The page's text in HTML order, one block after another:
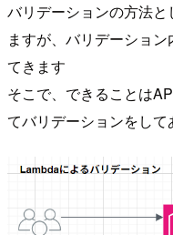
バリデーションの方法
ますが、バリデーショ
てきます
そこで、できることは
てバリデーションをし